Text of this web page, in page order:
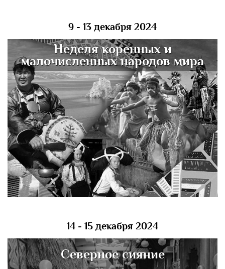
9 - 13 декабря 2024
Неделя коренных и
малочисленных народов мира
14 - 15 декабря 2024
Северное сияние